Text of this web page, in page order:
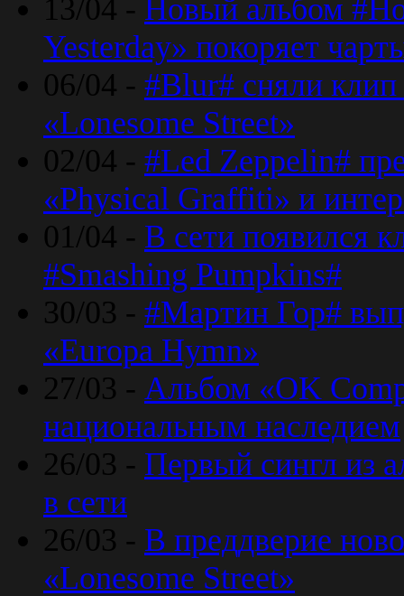
13/04 - Новый альбом
Yesterday» покоряет
06/04 - #Blur# сняли клип
«Lonesome Street»
02/04 - #Led Zeppelin#
«Physical Graffiti» и
01/04 - В сети появился
#Smashing Pumpkins#
30/03 - #Мартин Гор#
«Europa Hymn»
27/03 - Альбом «OK
национальным наследием
26/03 - Первый сингл из
в сети
26/03 - В преддверие
«Lonesome Street»